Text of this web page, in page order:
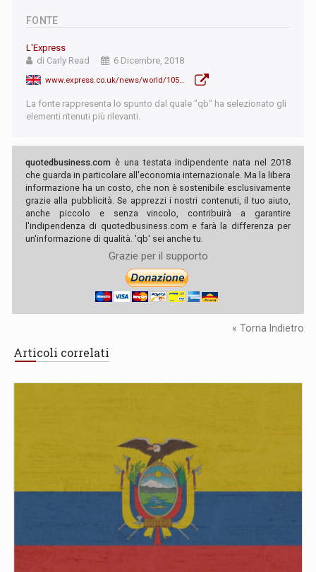
FONTE
L'Express
di Carly Read
6 Dicembre, 2018
www.express.co.uk/news/world/1055498/julian-assange-wikileaks-ecuador-embassy-President-Lenin-Moreno
La fonte rappresenta lo spunto dal quale "qb" ha selezionato gli
elementi ritenuti più rilevanti.
quotedbusiness.com è una testata indipendente nata nel 2018
che guarda in particolare all'economia internazionale. Ma la libera
informazione ha un costo, che non è sostenibile esclusivamente
grazie alla pubblicità. Se apprezzi i nostri contenuti, il tuo aiuto,
anche piccolo e senza vincolo, contribuirà a garantire
l'indipendenza di quotedbusiness.com e farà la differenza per
un'informazione di qualità. 'qb' sei anche tu.
Grazie per il supporto
« Torna Indietro
Articoli correlati